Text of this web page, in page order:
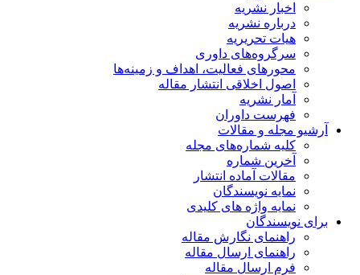
اخبار نشریه
درباره نشریه
هیات تحریریه
سرگروه‌های داوری
محورهای فعالیت، اهداف و زمینه‌ها
اصول اخلاقی انتشار مقاله
آمار نشریه
فهرست داوران
آرشیو مجله و مقالات
کلیه شماره‌های مجله
آخرین شماره
مقالات آماده انتشار
نمایه نویسندگان
نمایه واژه های کلیدی
برای نویسندگان
راهنمای نگارش مقاله
راهنمای ارسال مقاله
فرم ارسال مقاله